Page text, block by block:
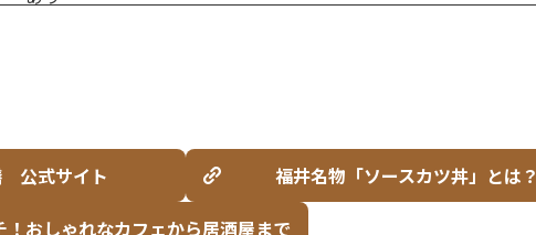
公式サイト
福井名物「ソースカツ丼」とは？
おしゃれなカフェから居酒屋まで